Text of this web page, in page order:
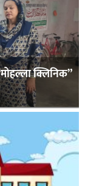
क्लिनिक”